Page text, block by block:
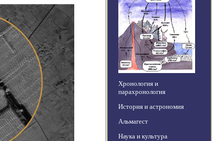
Хронология и
парахронология
История и астрономия
Альмагест
Наука и культура